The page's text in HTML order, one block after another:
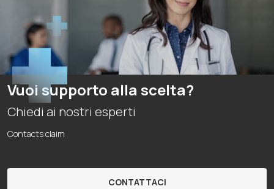
Vuoi supporto alla scelta?
Chiedi ai nostri esperti
Contacts claim
CONTATTACI